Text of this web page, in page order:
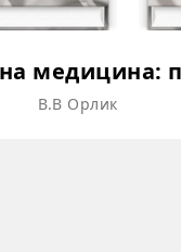
медицина:
В.В Орлик